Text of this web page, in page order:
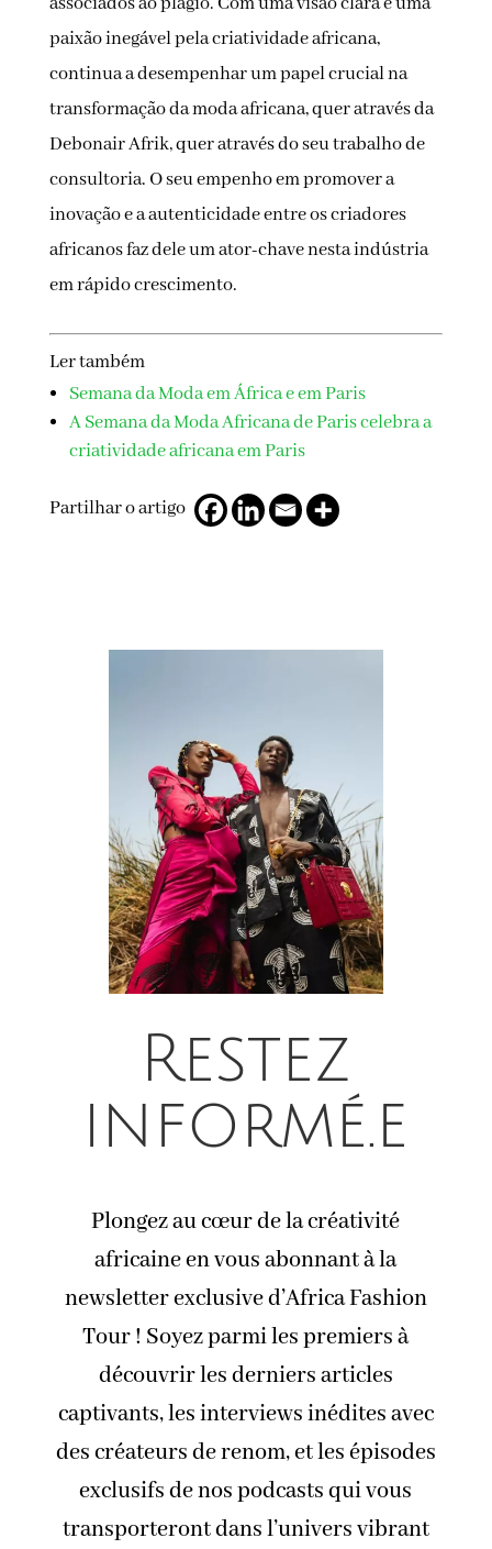
paixão inegável pela criatividade africana,
continua a desempenhar um papel crucial na
transformação da moda africana, quer através da
Debonair Afrik, quer através do seu trabalho de
consultoria. O seu empenho em promover a
inovação e a autenticidade entre os criadores
africanos faz dele um ator-chave nesta indústria
em rápido crescimento.
Ler também
Semana da Moda em África e em Paris
A Semana da Moda Africana de Paris celebra a
criatividade africana em Paris
Partilhar o artigo
Restez
informé.e
Plongez au cœur de la créativité
africaine en vous abonnant à la
newsletter exclusive d’Africa Fashion
Tour ! Soyez parmi les premiers à
découvrir les derniers articles
captivants, les interviews inédites avec
des créateurs de renom, et les épisodes
exclusifs de nos podcasts qui vous
transporteront dans l’univers vibrant